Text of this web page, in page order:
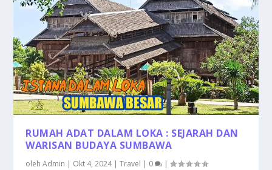
RUMAH ADAT DALAM LOKA : SEJARAH DAN
WARISAN BUDAYA SUMBAWA
olehAdmin | Okt 4, 2024|Travel | 0 |